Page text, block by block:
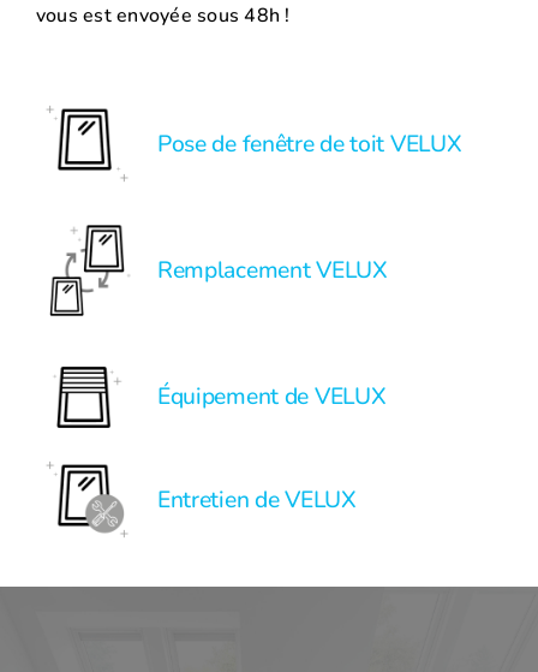
vous est envoyée sous 48h !
Pose de fenêtre de toit VELUX
Remplacement VELUX
Équipement de VELUX
Entretien de VELUX